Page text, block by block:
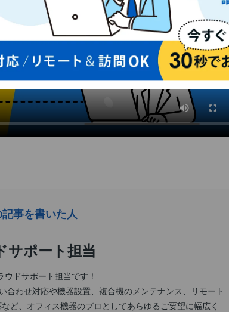
事を書いた人
サポート担当
ドサポート担当です！
合わせ対応や機器設置、複合機のメンテナンス、リモート
ど、オフィス機器のプロとしてあらゆるご要望に幅広く